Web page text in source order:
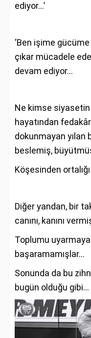
ediyor…’
‘Ben işime
çıkar mücadele
devam ediyor…
Ne kimse
hayatından
dokunmayan yılan
beslemiş,
Köşesinden
Diğer yandan, bir
canını, kanını
Toplumu uyarmaya
başaramamışlar…
Sonunda da bu
bugün olduğu gibi…